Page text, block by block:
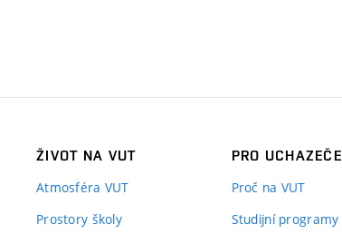
ŽIVOT NA VUT
Atmosféra VUT
Prostory školy
PRO UCHAZEČE
Proč na VUT
Studijní programy